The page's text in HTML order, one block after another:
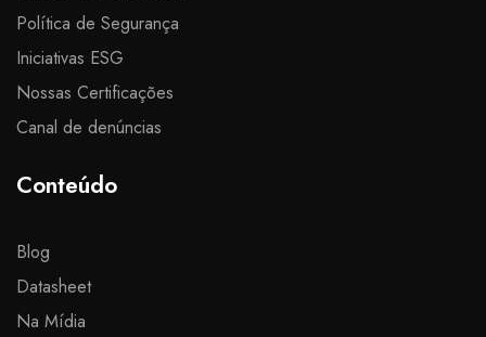
Política de Segurança
Iniciativas ESG
Nossas Certificações
Canal de denúncias
Conteúdo
Blog
Datasheet
Na Mídia